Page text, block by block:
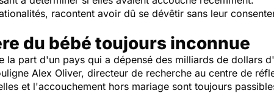
racontent avoir dû se dévêtir sans leur
du bébé toujours inconnue
la part d'un pays qui a dépensé des milliards de dollars
Alex Oliver, directeur de recherche au centre de
et l'accouchement hors mariage sont toujours